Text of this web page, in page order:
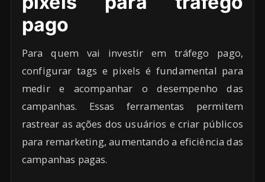
pago
Para quem vai investir em tráfego pago,
configurar tags e pixels é fundamental para
medir e acompanhar o desempenho das
campanhas. Essas ferramentas permitem
rastrear as ações dos usuários e criar públicos
para remarketing, aumentando a eficiência das
campanhas pagas.